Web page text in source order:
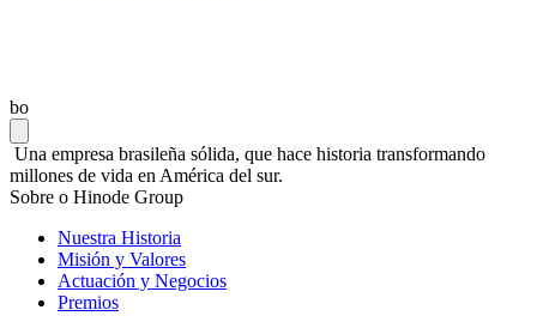
bo
Una empresa brasileña sólida, que hace historia transformando
millones de vida en América del sur.
Sobre o Hinode Group
Nuestra Historia
Misión y Valores
Actuación y Negocios
Premios